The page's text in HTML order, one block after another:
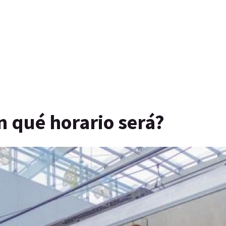
qué horario será?